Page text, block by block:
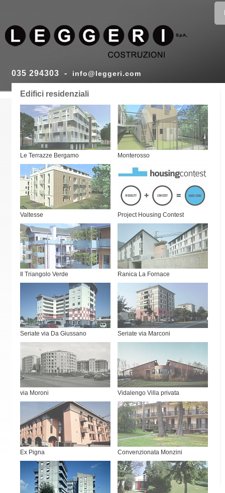
035 294303 - info@leggeri.com
Edifici residenziali
Le Terrazze Bergamo Monterosso
Valtesse Project Housing Contest
Il Triangolo Verde Ranica La Fornace
Seriate via Da Giussano Seriate via Marconi
via Moroni Vidalengo Villa privata
Ex Pigna Convenzionata Monzini